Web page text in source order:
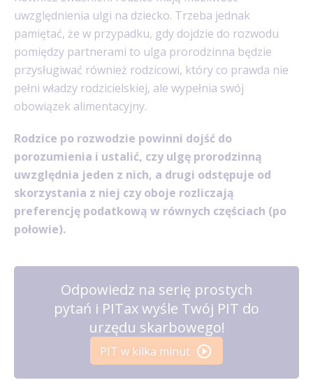
uwzględnienia ulgi na dziecko. Trzeba jednak
pamiętać, że w przypadku, gdy dojdzie do rozwodu
pomiędzy partnerami to ulga prorodzinna będzie
przysługiwać również rodzicowi, który co prawda nie
pełni władzy rodzicielskiej, ale wypełnia swój
obowiązek alimentacyjny.
Rodzice po rozwodzie powinni dojść do
porozumienia i ustalić, czy ulgę prorodzinną
uwzględnia jeden z nich, a drugi odstępuje od
skorzystania z niej czy oboje rozliczają
preferencję podatkową w równych częściach (po
połowie).
Odpowiedz na serię prostych
pytań i PITax wyśle Twój PIT do
urzędu skarbowego!
PIT w kilka minut